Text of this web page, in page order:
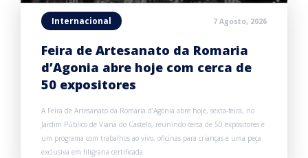
Internacional 7 Agosto, 2026
Feira de Artesanato da Romaria
d’Agonia abre hoje com cerca de
50 expositores
A Feira de Artesanato da Romaria d’Agonia abre hoje, sexta-feira, no
Jardim Público de Viana do Castelo, reunindo cerca de 50 expositores e
um programa com trabalhos ao vivo, oficinas para crianças e uma peça
exclusiva em filigrana certificada.